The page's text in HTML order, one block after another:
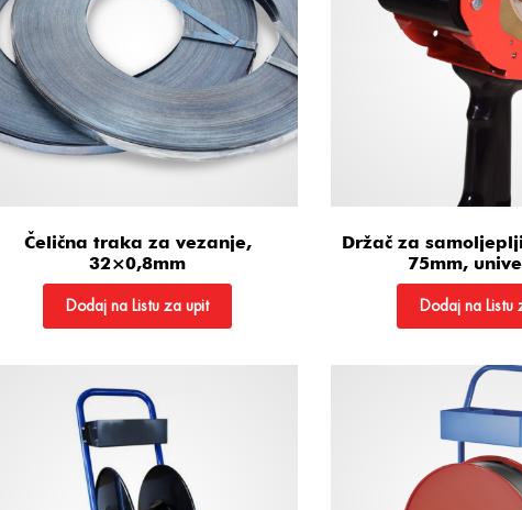
Čelična traka za vezanje,
32×0,8mm
Dodaj na Listu za upit
Držač za
75mm,
Dodaj na Listu